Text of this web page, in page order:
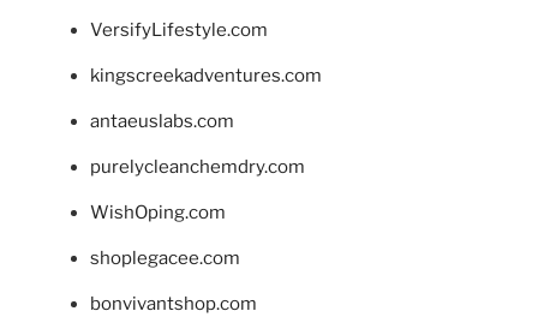
VersifyLifestyle.com
kingscreekadventures.com
antaeuslabs.com
purelycleanchemdry.com
WishOping.com
shoplegacee.com
bonvivantshop.com